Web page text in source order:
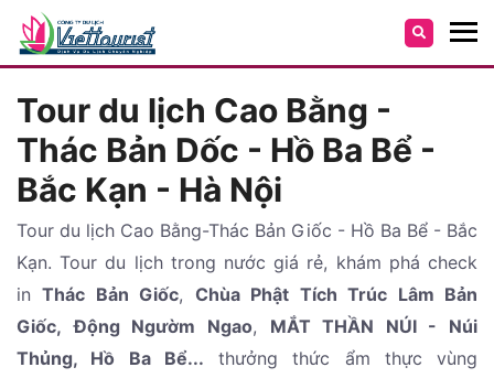
Tour du lịch Cao Bằng -
Thác Bản Dốc - Hồ Ba Bể -
Bắc Kạn - Hà Nội
Tour du lịch Cao Bằng-Thác Bản Giốc - Hồ Ba Bể - Bắc
Kạn. Tour du lịch trong nước giá rẻ, khám phá check
inThác Bản Giốc, Chùa Phật Tích Trúc Lâm Bản
Giốc,Động Ngườm Ngao, MẮT THẦN NÚI - Núi
Thủng, Hồ Ba Bể... thưởng thức ẩm thực vùng